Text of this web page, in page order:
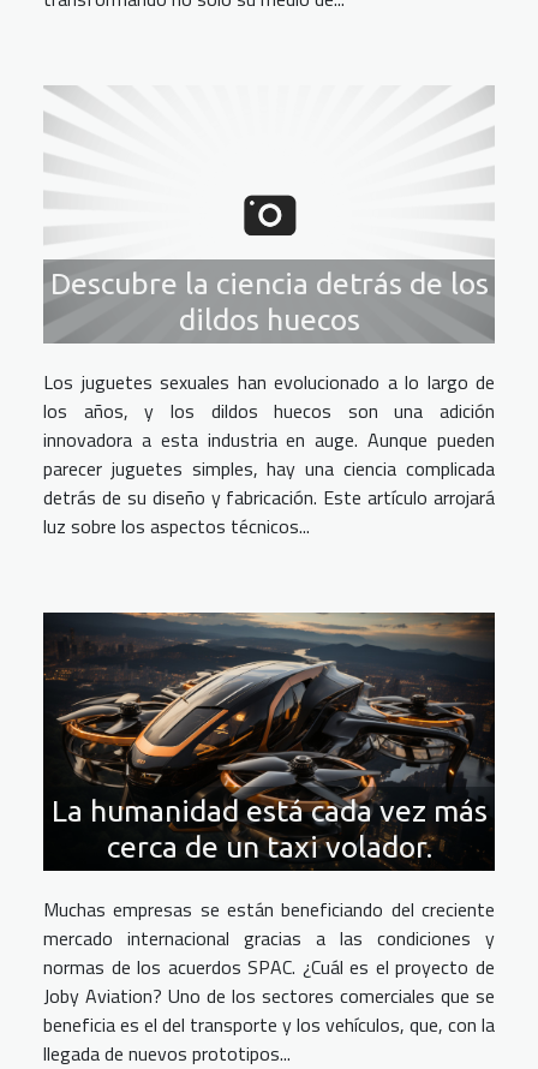
Descubre la ciencia detrás de los
dildos huecos
Los juguetes sexuales han evolucionado a lo largo de
los años, y los dildos huecos son una adición
innovadora a esta industria en auge. Aunque pueden
parecer juguetes simples, hay una ciencia complicada
detrás de su diseño y fabricación. Este artículo arrojará
luz sobre los aspectos técnicos...
La humanidad está cada vez más
cerca de un taxi volador.
Muchas empresas se están beneficiando del creciente
mercado internacional gracias a las condiciones y
normas de los acuerdos SPAC. ¿Cuál es el proyecto de
Joby Aviation? Uno de los sectores comerciales que se
beneficia es el del transporte y los vehículos, que, con la
llegada de nuevos prototipos...